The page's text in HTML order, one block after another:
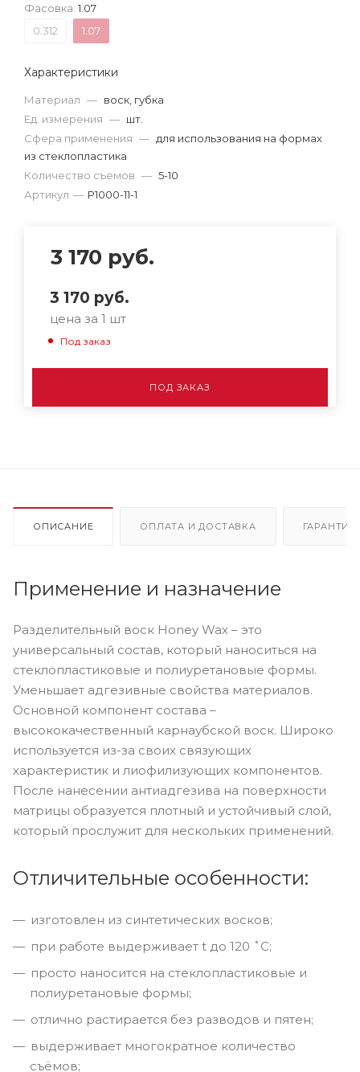
Фасовка: 1.07
0.312
1.07
Характеристики
Материал — воск, губка
Ед. измерения — шт.
Сфера применения — для использования на формах
из стеклопластика
Количество съемов — 5-10
Артикул — Р1000-11-1
3 170 руб.
3 170 руб.
цена за 1 шт
Под заказ
ПОД ЗАКАЗ
ОПИСАНИЕ ОПЛАТА И ДОСТАВКА
Применение и назначение
Разделительный воск Honey Wax – это
универсальный состав, который наноситься на
стеклопластиковые и полиуретановые формы.
Уменьшает адгезивные свойства материалов.
Основной компонент состава –
высококачественный карнаубской воск. Широко
используется из-за своих связующих
характеристик и лиофилизующих компонентов.
После нанесении антиадгезива на поверхности
матрицы образуется плотный и устойчивый слой,
который прослужит для нескольких применений.
Отличительные особенности:
изготовлен из синтетических восков;
при работе выдерживает t до 120 ˚С;
просто наносится на стеклопластиковые и
полиуретановые формы;
отлично растирается без разводов и пятен;
выдерживает многократное количество
съёмов;